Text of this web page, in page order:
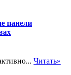
панели
Читать»